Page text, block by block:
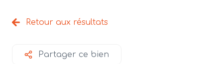
vente
agences
Retour aux résultats
Partager ce bien